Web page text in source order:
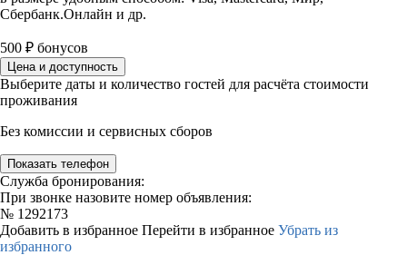
Сбербанк.Онлайн и др.
500 ₽ бонусов
Цена и доступность
Выберите даты и количество гостей для расчёта стоимости
проживания
Без комиссии и сервисных сборов
Показать телефон
Служба бронирования:
При звонке назовите номер объявления:
№ 1292173
Добавить в избранное Перейти в избранное Убрать из
избранного